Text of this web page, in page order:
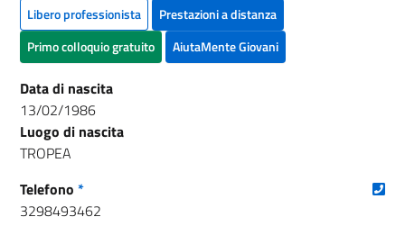
Libero professionista
Prestazioni a distanza
Primo colloquio gratuito
AiutaMente Giovani
Data di nascita
13/02/1986
Luogo di nascita
TROPEA
Telefono *
3298493462